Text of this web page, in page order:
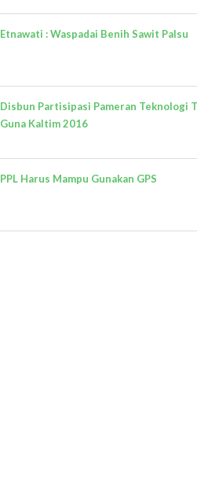
Etnawati : Waspadai Benih Sawit Palsu
Disbun Partisipasi Pameran Teknologi
Guna Kaltim 2016
PPL Harus Mampu Gunakan GPS